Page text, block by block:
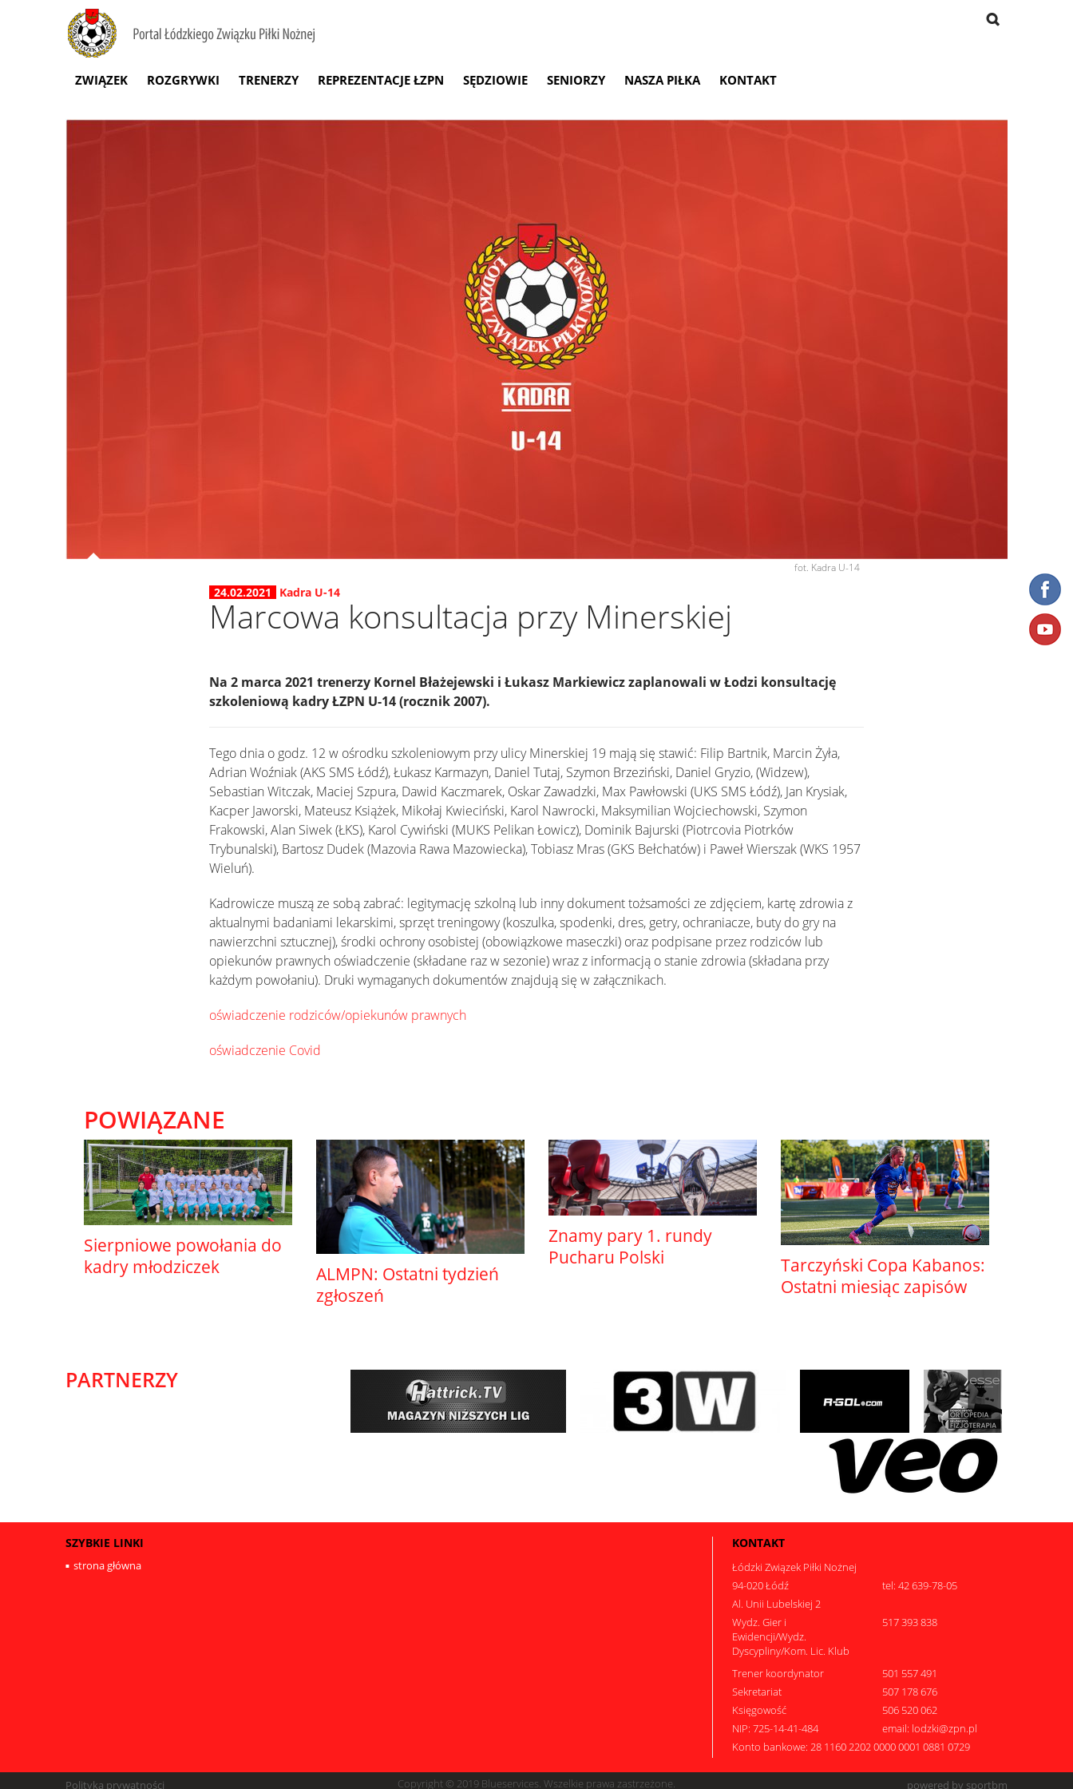
ZWIĄZEK ROZGRYWKI TRENERZY REPREZENTACJE ŁZPN SĘDZIOWIE SENIORZY NASZA PIŁKA KONTAKT
fot. Kadra U-14
24.02.2021 Kadra U-14
Marcowa konsultacja przy Minerskiej
Na 2 marca 2021 trenerzy Kornel Błażejewski i Łukasz Markiewicz zaplanowali w Łodzi konsultację
szkoleniową kadry ŁZPN U-14 (rocznik 2007).
Tego dnia o godz. 12 w ośrodku szkoleniowym przy ulicy Minerskiej 19 mają się stawić: Filip Bartnik, Marcin Żyła,
Adrian Woźniak (AKS SMS Łódź), Łukasz Karmazyn, Daniel Tutaj, Szymon Brzeziński, Daniel Gryzio, (Widzew),
Sebastian Witczak, Maciej Szpura, Dawid Kaczmarek, Oskar Zawadzki, Max Pawłowski (UKS SMS Łódź), Jan Krysiak,
Kacper Jaworski, Mateusz Książek, Mikołaj Kwieciński, Karol Nawrocki, Maksymilian Wojciechowski, Szymon
Frakowski, Alan Siwek (ŁKS), Karol Cywiński (MUKS Pelikan Łowicz), Dominik Bajurski (Piotrcovia Piotrków
Trybunalski), Bartosz Dudek (Mazovia Rawa Mazowiecka), Tobiasz Mras (GKS Bełchatów) i Paweł Wierszak (WKS 1957
Wieluń).
Kadrowicze muszą ze sobą zabrać: legitymację szkolną lub inny dokument tożsamości ze zdjęciem, kartę zdrowia z
aktualnymi badaniami lekarskimi, sprzęt treningowy (koszulka, spodenki, dres, getry, ochraniacze, buty do gry na
nawierzchni sztucznej), środki ochrony osobistej (obowiązkowe maseczki) oraz podpisane przez rodziców lub
opiekunów prawnych oświadczenie (składane raz w sezonie) wraz z informacją o stanie zdrowia (składana przy
każdym powołaniu). Druki wymaganych dokumentów znajdują się w załącznikach.
oświadczenie rodziców/opiekunów prawnych
oświadczenie Covid
POWIĄZANE
Sierpniowe powołania do
kadry młodziczek
ALMPN: Ostatni tydzień
zgłoszeń
Znamy pary 1. rundy
Pucharu Polski
Tarczyński Copa Kabanos:
Ostatni miesiąc zapisów
PARTNERZY
SZYBKIE LINKI
strona główna
KONTAKT
Łódzki Związek Piłki Nożnej
94-020 Łódź
tel: 42 639-78-05
Al. Unii Lubelskiej 2
Wydz. Gier i
Ewidencji/Wydz.
Dyscypliny/Kom. Lic. Klub
517 393 838
Trener koordynator
501 557 491
Sekretariat
507 178 676
Księgowość
506 520 062
NIP: 725-14-41-484
email: lodzki@zpn.pl
Konto bankowe: 28 1160 2202 0000 0001 0881 0729
Polityka prywatności Copyright © 2019 Blueservices. Wszelkie prawa zastrzeżone. powered by sportbm